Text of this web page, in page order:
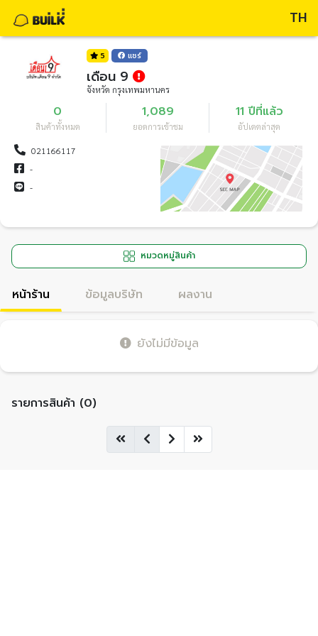
TH
5 แชร์
เดือน 9
จังหวัด กรุงเทพมหานคร
0
สินค้าทั้งหมด
1,089
ยอดการเข้าชม
11 ปีที่แล้ว
อัปเดตล่าสุด
021166117
-
-
หมวดหมู่สินค้า
หน้าร้าน ข้อมูลบริษัท ผลงาน
ยังไม่มีข้อมูล
รายการสินค้า (0)